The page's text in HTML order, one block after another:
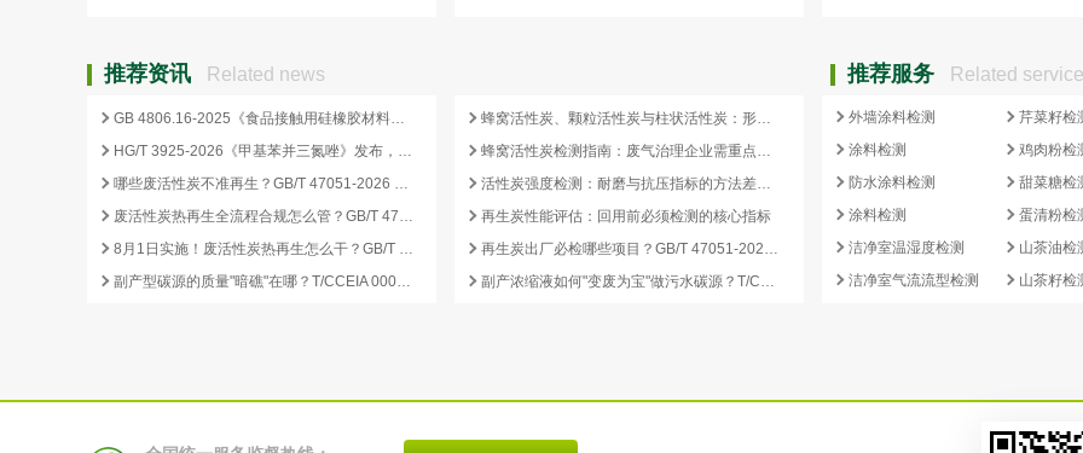
推荐资讯 Related news 推荐服务 Related service
GB 4806.16-2025《食品接触用硅橡胶材料及制品》标准解析
HG/T 3925-2026《甲基苯并三氮唑》发布，2026 年 12 月 1 日起实施
哪些废活性炭不准再生？GB/T 47051-2026 划定的禁止再生红线
废活性炭热再生全流程合规怎么管？GB/T 47051-2026 从分类到出厂检测
8月1日实施！废活性炭热再生怎么干？GB/T 47051-2026 八步程序这样落地
副产型碳源的质量"暗礁"在哪？T/CCEIA 0006-2026 重金属与 COD 合规红线
蜂窝活性炭、颗粒活性炭与柱状活性炭：形态差异与检测重点对照
蜂窝活性炭检测指南：废气治理企业需重点关注的5项核心指标
活性炭强度检测：耐磨与抗压指标的方法差异及验收意义
再生炭性能评估：回用前必须检测的核心指标
再生炭出厂必检哪些项目？GB/T 47051-2026 再生活性炭检测清单这样列
副产浓缩液如何"变废为宝"做污水碳源？T/CCEIA 0006-2026 核心解读
外墙涂料检测
涂料检测
防水涂料检测
涂料检测
洁净室温湿度检测
洁净室气流流型检测
芹菜籽检
鸡肉粉检
甜菜糖检
蛋清粉检
山茶油检
山茶籽检